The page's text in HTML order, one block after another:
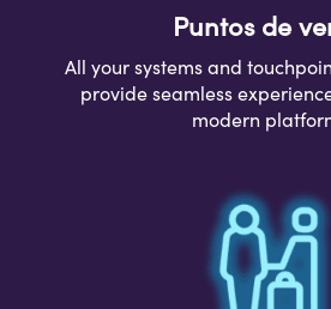
Puntos de
All your systems and
provide seamless
modern